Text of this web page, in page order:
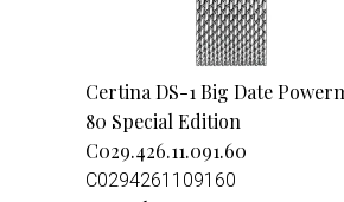
Certina DS-1 Big Date
80 Special Edition
C029.426.11.091.60
C0294261109160